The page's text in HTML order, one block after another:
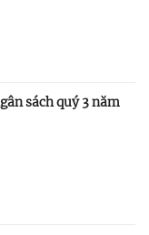
sách quý 3 năm